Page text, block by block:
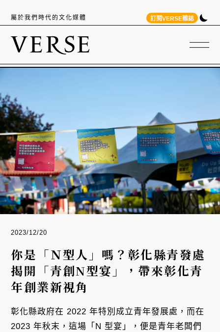
屬於我們時代的文化媒體 訂閱VERSE雜誌
2023/12/20
你是「Ｎ型人」嗎？彰化縣青發處
揭開「青創N型宴」，帶來彰化青
年創業新視角
彰化縣政府在 2022 年特別成立青年發展處，而在
2023 年秋末，這場「N 型宴」，便是青年老闆們